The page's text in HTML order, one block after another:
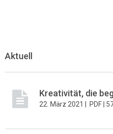
Aktuell
Kreativität, die
22. März 2021 | PDF |